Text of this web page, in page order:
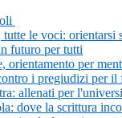
le voci: orientarsi
futuro per tutti
orientamento per
i pregiudizi per il
allenati per
dove la scrittura